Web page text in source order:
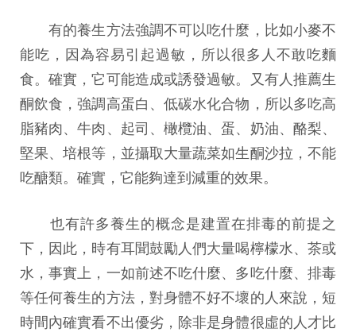
有的養生方法強調不可以吃什麼，比如小麥不
能吃，因為容易引起過敏，所以很多人不敢吃麵
食。確實，它可能造成或誘發過敏。又有人推薦生
酮飲食，強調高蛋白、低碳水化合物，所以多吃高
脂豬肉、牛肉、起司、橄欖油、蛋、奶油、酪梨、
堅果、培根等，並攝取大量蔬菜如生酮沙拉，不能
吃醣類。確實，它能夠達到減重的效果。
也有許多養生的概念是建置在排毒的前提之
下，因此，時有耳聞鼓勵人們大量喝檸檬水、茶或
水，事實上，一如前述不吃什麼、多吃什麼、排毒
等任何養生的方法，對身體不好不壞的人來說，短
時間內確實看不出優劣，除非是身體很虛的人才比